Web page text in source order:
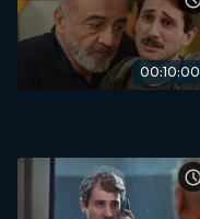
00:10:00